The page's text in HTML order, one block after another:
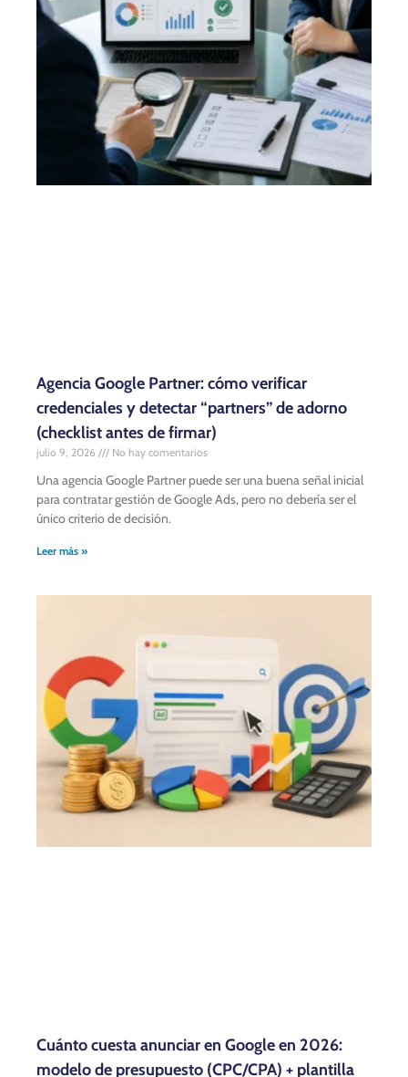
Agencia Google Partner: cómo verificar
credenciales y detectar “partners” de adorno
(checklist antes de firmar)
julio 9, 2026 No hay comentarios
Una agencia Google Partner puede ser una buena señal inicial
para contratar gestión de Google Ads, pero no debería ser el
único criterio de decisión.
Leer más »
Cuánto cuesta anunciar en Google en 2026:
modelo de presupuesto (CPC/CPA) + plantilla